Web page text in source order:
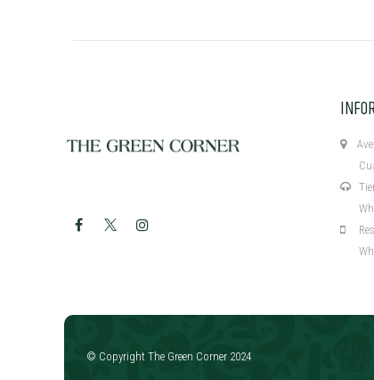
© Copyright The Green Corner 2024